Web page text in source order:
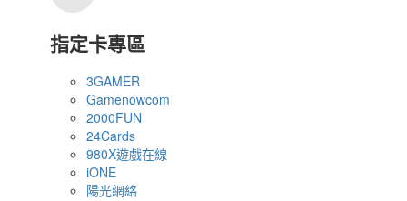
指定卡專區
3GAMER
Gamenowcom
2000FUN
24Cards
980X遊戲在線
iONE
陽光網絡